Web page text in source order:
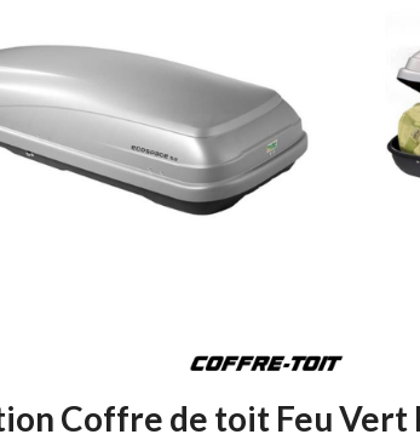
Coffre de toit Feu Vert